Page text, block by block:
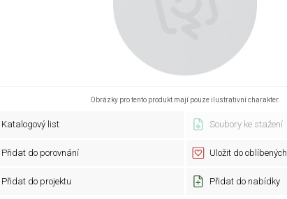
Obrázky pro tento produkt mají pouze ilustrativní charakter.
Katalogový list Soubory ke stažení
Přidat do porovnání Uložit do oblíbených
Přidat do projektu Přidat do nabídky